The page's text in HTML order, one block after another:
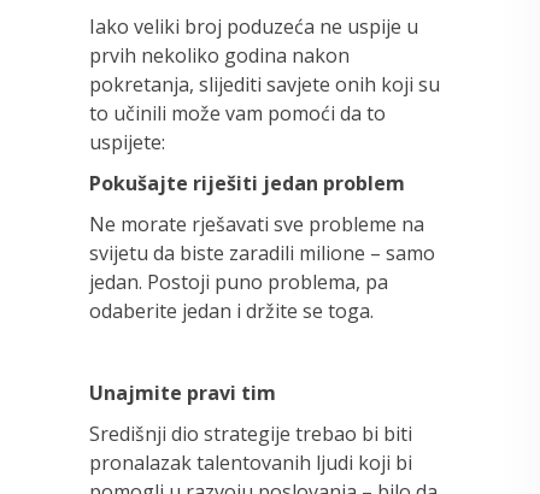
Iako veliki broj poduzeća ne uspije u
prvih nekoliko godina nakon
pokretanja, slijediti savjete onih koji su
to učinili može vam pomoći da to
uspijete:
Pokušajte riješiti jedan problem
Ne morate rješavati sve probleme na
svijetu da biste zaradili milione – samo
jedan. Postoji puno problema, pa
odaberite jedan i držite se toga.
Unajmite pravi tim
Središnji dio strategije trebao bi biti
pronalazak talentovanih ljudi koji bi